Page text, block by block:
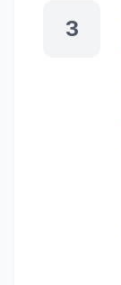
3